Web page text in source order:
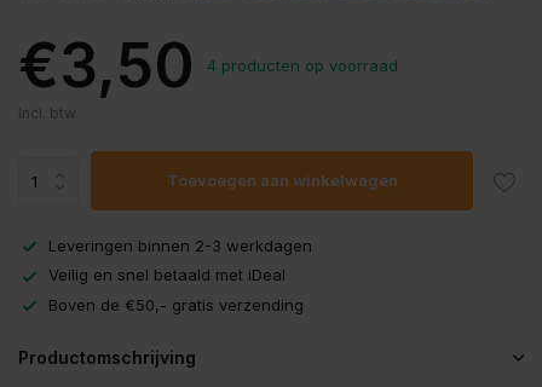
€3,50 4 producten op voorraad
Incl. btw
Toevoegen aan winkelwagen
Leveringen binnen 2-3 werkdagen
Veilig en snel betaald met iDeal
Boven de €50,- gratis verzending
Productomschrijving